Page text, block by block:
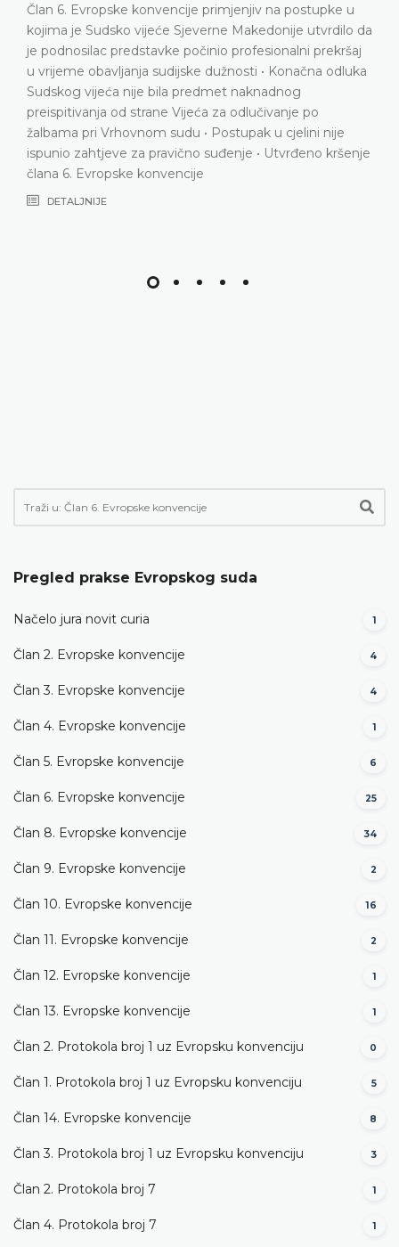
primjenjiv na postupke u
Makedonije utvrdilo da
profesionalni prekršaj
dužnosti • Konačna odluka
naknadnog
za odlučivanje po
• Postupak u cjelini nije
suđenje • Utvrđeno kršenje
Prekršajni postupak •
saobraćajne nesreće •
Nema povrede člana 6.
DETALJNIJE
Pregled prakse Evropskog suda
Načelo jura novit curia 1
Član 2. Evropske konvencije 4
Član 3. Evropske konvencije 4
Član 4. Evropske konvencije 1
Član 5. Evropske konvencije 6
Član 6. Evropske konvencije 25
Član 8. Evropske konvencije 34
Član 9. Evropske konvencije 2
Član 10. Evropske konvencije 16
Član 11. Evropske konvencije 2
Član 12. Evropske konvencije 1
Član 13. Evropske konvencije 1
Član 2. Protokola broj 1 uz Evropsku konvenciju 0
Član 1. Protokola broj 1 uz Evropsku konvenciju 5
Član 14. Evropske konvencije 8
Član 3. Protokola broj 1 uz Evropsku konvenciju 3
Član 2. Protokola broj 7 1
Član 4. Protokola broj 7 1